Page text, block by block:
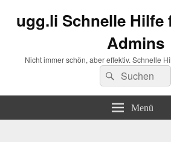
ugg.li Schnelle Hilfe
Admins
Nicht immer schön, aber effektiv. Schnelle
Suchen
nach:
Suchen
Menü